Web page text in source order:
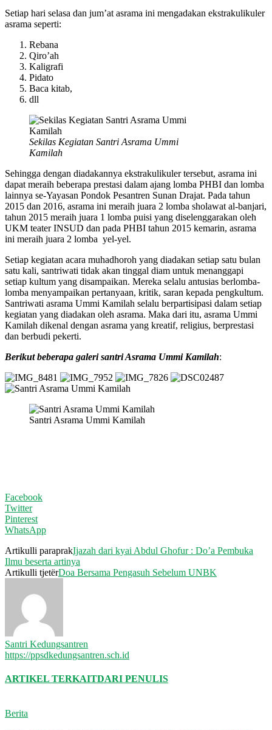
Setiap hari selasa dan jum’at asrama ini mengadakan ekstrakulikuler
asrama seperti:
Rebana
Qiro’ah
Kaligrafi
Pidato
Baca kitab,
dll
Sekilas Kegiatan Santri Asrama Ummi
Kamilah
Sehingga dengan diadakannya ekstrakulikuler tersebut, asrama ini
dapat meraih beberapa prestasi dalam ajang lomba PHBI dan lomba
lainnya se-Yayasan Pondok Pesantren Sunan Drajat. Pada tahun
2015 dan 2016, asrama ini meraih juara 2 lomba sholawat al-banjari,
tahun 2015 meraih juara 1 lomba puisi yang diselenggarakan oleh
UKM teater INSUD dan pada PHBI tahun 2015 kemarin, asrama
ini meraih juara 2 lomba yel-yel.
Setiap kegiatan acara muhadhoroh yang diadakan setiap satu bulan
satu kali, santriwati tidak akan tinggal diam untuk menanggapi
setiap kultum yang disampaikan. Mereka selalu antusias berlomba-
lomba menyampaikan pertanyaan, kritik, saran kepada pengkultum.
Santriwati asrama Ummi Kamilah selalu berpartisipasi dalam setiap
kegiatan yang diadakan oleh asrama. Maka dari itu, asrama Ummi
Kamilah dikenal dengan asrama yang kreatif, religius, berprestasi
dan berbudi pekerti.
Berikut beberapa galeri santri Asrama Ummi Kamilah:
Santri Asrama Ummi Kamilah
Facebook
Twitter
Pinterest
WhatsApp
Artikulli paraprakIjazah dari kyai Abdul Ghofur : Do’a Pembuka
Ilmu beserta artinya
Artikulli tjetërDoa Bersama Pengasuh Sebelum UNBK
Santri Kedungsantren
https://ppsdkedungsantren.sch.id
ARTIKEL TERKAITDARI PENULIS
Berita